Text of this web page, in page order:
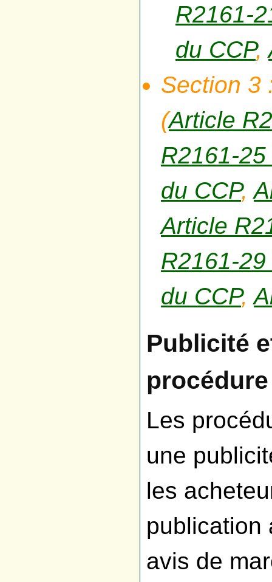
R2161-
du CCP,
Section 3
(Article
R2161-25
du CCP,
Article
R2161-29
du CCP,
Publicité
Les
une
les
publication
avis de